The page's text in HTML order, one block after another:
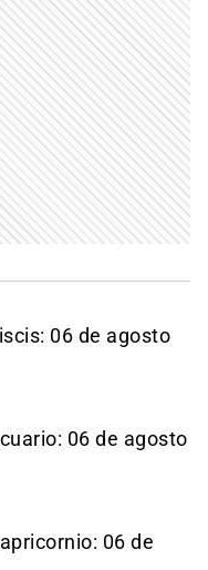
06 de agosto
06 de agosto
06 de